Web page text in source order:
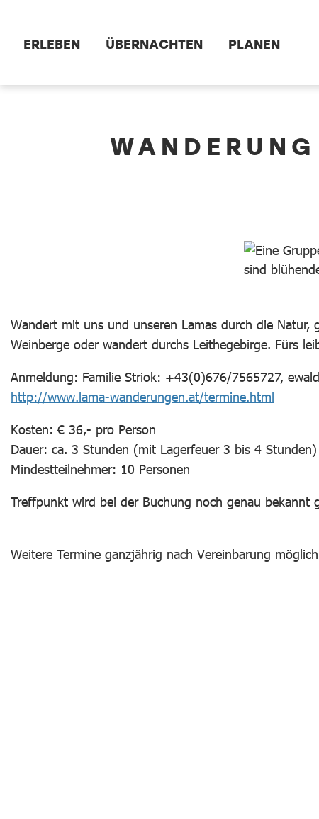
ERLEBEN ÜBERNACHTEN PLANEN
Wandert mit uns und unseren Lamas durch die Natur,
Weinberge oder wandert durchs Leithegebirge. Fürs
Anmeldung: Familie Striok: +43(0)676/7565727,
http://www.lama-wanderungen.at/termine.html
Kosten: € 36,- pro Person
Dauer: ca. 3 Stunden (mit Lagerfeuer 3 bis 4 Stunden)
Mindestteilnehmer: 10 Personen
Treffpunkt wird bei der Buchung noch genau bekannt
Weitere Termine ganzjährig nach Vereinbarung